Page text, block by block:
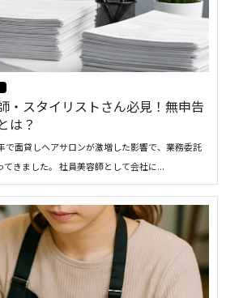
・スタイリストさん必見！無申告
は？
面貸しヘアサロンが激増した影響で、業務委託
きました。 社員美容師として会社に...